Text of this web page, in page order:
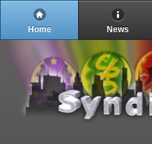
Home News